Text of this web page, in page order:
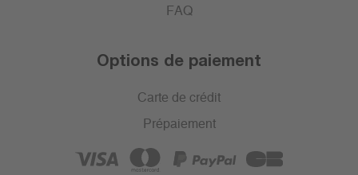
FAQ
Options de paiement
Carte de crédit
Prépaiement